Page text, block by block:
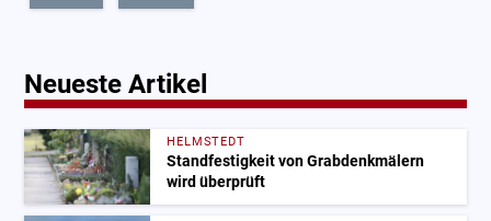
Neueste Artikel
HELMSTEDT
Standfestigkeit von Grabdenkmälern
wird überprüft